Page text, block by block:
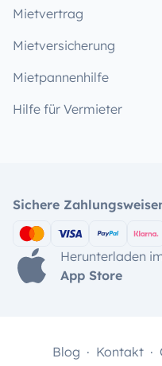
Mietvertrag
Mietversicherung
Mietpannenhilfe
Hilfe für Vermieter
Sichere
Herunterladen
App Store
Blog Kontakt